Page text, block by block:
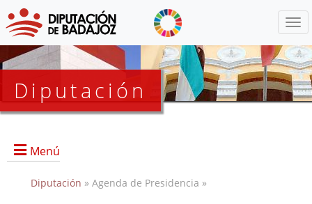
Diputación
Menú
Diputación » Agenda de Presidencia »